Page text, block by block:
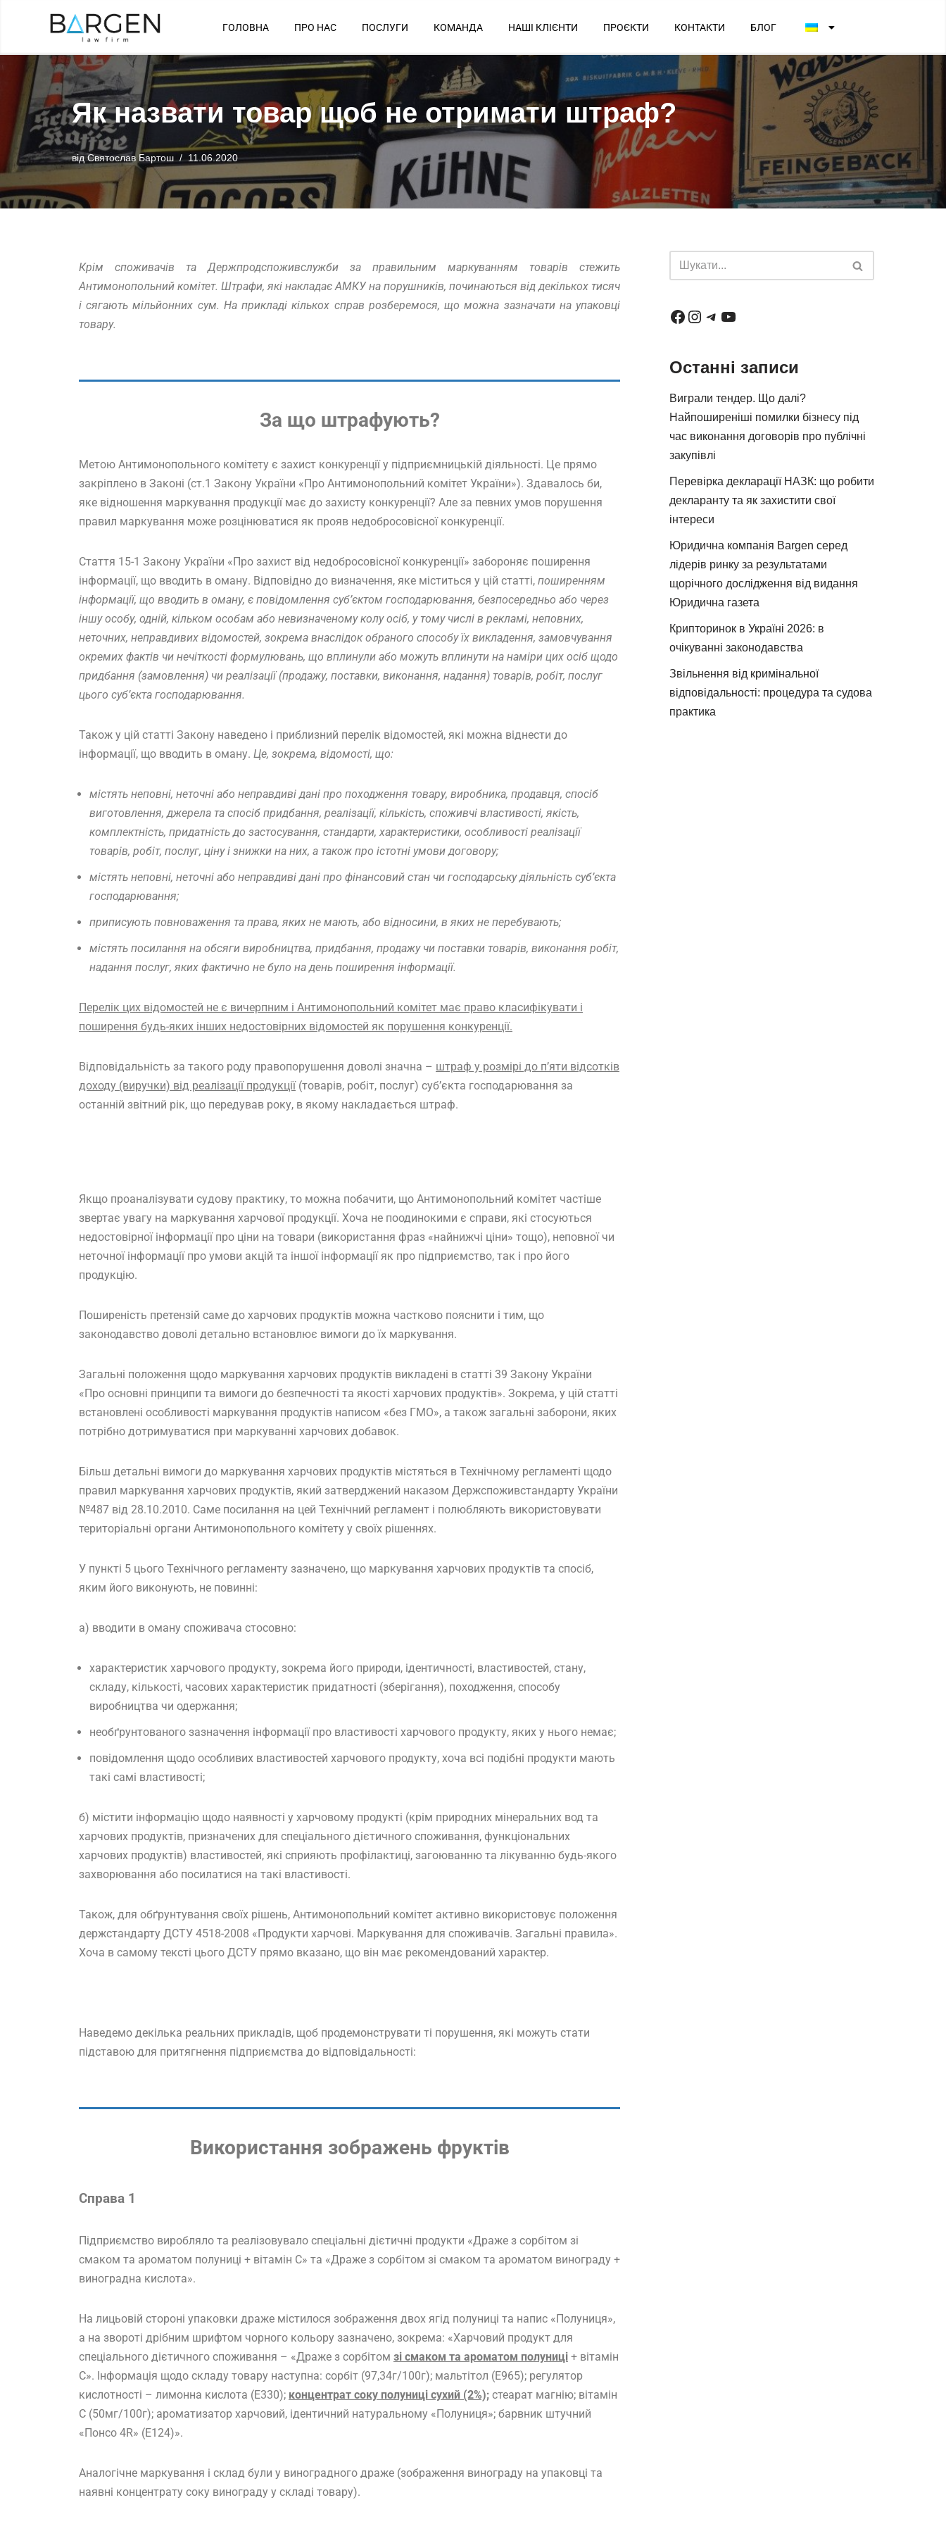
до
вмісту
ГОЛОВНА ПРО НАС ПОСЛУГИ КОМАНДА НАШІ КЛІЄНТИ ПРОЄКТИ КОНТАКТИ БЛОГ
Як назвати товар щоб не отримати штраф?
відСвятослав Бартош 11.06.2020
Крім споживачів та Держпродспоживслужби за правильним маркуванням товарів стежить
Антимонопольний комітет. Штрафи, які накладає АМКУ на порушників, починаються від декількох тисяч
і сягають мільйонних сум. На прикладі кількох справ розберемося, що можна зазначати на упаковці
товару.
За що штрафують?
Метою Антимонопольного комітету є захист конкуренції у підприємницькій діяльності. Це прямо
закріплено в Законі (ст.1 Закону України «Про Антимонопольний комітет України»). Здавалось би,
яке відношення маркування продукції має до захисту конкуренції? Але за певних умов порушення
правил маркування може розцінюватися як прояв недобросовісної конкуренції.
Стаття 15-1 Закону України «Про захист від недобросовісної конкуренції» забороняє поширення
інформації, що вводить в оману. Відповідно до визначення, яке міститься у цій статті, поширенням
інформації, що вводить в оману, є повідомлення суб’єктом господарювання, безпосередньо або через
іншу особу, одній, кільком особам або невизначеному колу осіб, у тому числі в рекламі, неповних,
неточних, неправдивих відомостей, зокрема внаслідок обраного способу їх викладення, замовчування
окремих фактів чи нечіткості формулювань, що вплинули або можуть вплинути на наміри цих осіб щодо
придбання (замовлення) чи реалізації (продажу, поставки, виконання, надання) товарів, робіт, послуг
цього суб’єкта господарювання.
Також у цій статті Закону наведено і приблизний перелік відомостей, які можна віднести до
інформації, що вводить в оману. Це, зокрема, відомості, що:
містять неповні, неточні або неправдиві дані про походження товару, виробника, продавця, спосіб
виготовлення, джерела та спосіб придбання, реалізації, кількість, споживчі властивості, якість,
комплектність, придатність до застосування, стандарти, характеристики, особливості реалізації
товарів, робіт, послуг, ціну і знижки на них, а також про істотні умови договору;
містять неповні, неточні або неправдиві дані про фінансовий стан чи господарську діяльність суб’єкта
господарювання;
приписують повноваження та права, яких не мають, або відносини, в яких не перебувають;
містять посилання на обсяги виробництва, придбання, продажу чи поставки товарів, виконання робіт,
надання послуг, яких фактично не було на день поширення інформації.
Перелік цих відомостей не є вичерпним і Антимонопольний комітет має право класифікувати і
поширення будь-яких інших недостовірних відомостей як порушення конкуренції.
Відповідальність за такого роду правопорушення доволі значна – штраф у розмірі до п’яти відсотків
доходу (виручки) від реалізації продукції(товарів, робіт, послуг) суб’єкта господарювання за
останній звітний рік, що передував року, в якому накладається штраф.
Якщо проаналізувати судову практику, то можна побачити, що Антимонопольний комітет частіше
звертає увагу на маркування харчової продукції. Хоча не поодинокими є справи, які стосуються
недостовірної інформації про ціни на товари (використання фраз «найнижчі ціни» тощо), неповної чи
неточної інформації про умови акцій та іншої інформації як про підприємство, так і про його
продукцію.
Поширеність претензій саме до харчових продуктів можна частково пояснити і тим, що
законодавство доволі детально встановлює вимоги до їх маркування.
Загальні положення щодо маркування харчових продуктів викладені в статті 39 Закону України
«Про основні принципи та вимоги до безпечності та якості харчових продуктів». Зокрема, у цій статті
встановлені особливості маркування продуктів написом «без ГМО», а також загальні заборони, яких
потрібно дотримуватися при маркуванні харчових добавок.
Більш детальні вимоги до маркування харчових продуктів містяться в Технічному регламенті щодо
правил маркування харчових продуктів, який затверджений наказом Держспоживстандарту України
№487 від 28.10.2010. Саме посилання на цей Технічний регламент і полюбляють використовувати
територіальні органи Антимонопольного комітету у своїх рішеннях.
У пункті 5 цього Технічного регламенту зазначено, що маркування харчових продуктів та спосіб,
яким його виконують, не повинні:
а) вводити в оману споживача стосовно:
характеристик харчового продукту, зокрема його природи, ідентичності, властивостей, стану,
складу, кількості, часових характеристик придатності (зберігання), походження, способу
виробництва чи одержання;
необґрунтованого зазначення інформації про властивості харчового продукту, яких у нього немає;
повідомлення щодо особливих властивостей харчового продукту, хоча всі подібні продукти мають
такі самі властивості;
б) містити інформацію щодо наявності у харчовому продукті (крім природних мінеральних вод та
харчових продуктів, призначених для спеціального дієтичного споживання, функціональних
харчових продуктів) властивостей, які сприяють профілактиці, загоюванню та лікуванню будь-якого
захворювання або посилатися на такі властивості.
Також, для обґрунтування своїх рішень, Антимонопольний комітет активно використовує положення
держстандарту ДСТУ 4518-2008 «Продукти харчові. Маркування для споживачів. Загальні правила».
Хоча в самому тексті цього ДСТУ прямо вказано, що він має рекомендований характер.
Наведемо декілька реальних прикладів, щоб продемонструвати ті порушення, які можуть стати
підставою для притягнення підприємства до відповідальності:
Використання зображень фруктів
Справа 1
Підприємство виробляло та реалізовувало спеціальні дієтичні продукти «Драже з сорбітом зі
смаком та ароматом полуниці + вітамін С» та «Драже з сорбітом зі смаком та ароматом винограду +
виноградна кислота».
На лицьовій стороні упаковки драже містилося зображення двох ягід полуниці та напис «Полуниця»,
а на звороті дрібним шрифтом чорного кольору зазначено, зокрема: «Харчовий продукт для
спеціального дієтичного споживання – «Драже з сорбітом зі смаком та ароматом полуниці + вітамін
С». Інформація щодо складу товару наступна: сорбіт (97,34г/100г); мальтітол (Е965); регулятор
кислотності – лимонна кислота (Е330); концентрат соку полуниці сухий (2%); стеарат магнію; вітамін
С (50мг/100г); ароматизатор харчовий, ідентичний натуральному «Полуниця»; барвник штучний
«Понсо 4R» (Е124)».
Аналогічне маркування і склад були у виноградного драже (зображення винограду на упаковці та
наявні концентрату соку винограду у складі товару).
Останні записи
Виграли тендер. Що далі?
Найпоширеніші помилки бізнесу під
час виконання договорів про публічні
закупівлі
Перевірка декларації НАЗК: що робити
декларанту та як захистити свої
інтереси
Юридична компанія Bargen серед
лідерів ринку за результатами
щорічного дослідження від видання
Юридична газета
Крипторинок в Україні 2026: в
очікуванні законодавства
Звільнення від кримінальної
відповідальності: процедура та судова
практика